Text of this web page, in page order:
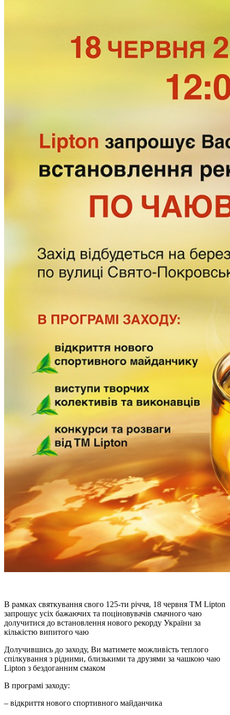
В рамках святкування свого 125-ти річчя, 18 червня ТМ Lipton
запрошує усіх бажаючих та поціновувачів смачного чаю
долучитися до встановлення нового рекорду України за
кількістю випитого чаю
Долучившись до заходу, Ви матимете можливість теплого
спілкування з рідними, близькими та друзями за чашкою чаю
Lipton з бездоганним смаком
В програмі заходу:
– відкриття нового спортивного майданчика